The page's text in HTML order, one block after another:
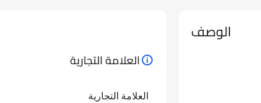
الوصف
العلامة التجارية
العلامة التجارية